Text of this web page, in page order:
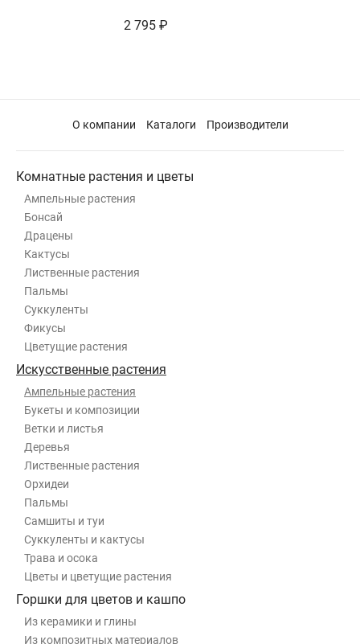
2 795 ₽
О компании Каталоги Производители
Комнатные растения и цветы
Ампельные растения
Бонсай
Драцены
Кактусы
Лиственные растения
Пальмы
Суккуленты
Фикусы
Цветущие растения
Искусственные растения
Ампельные растения
Букеты и композиции
Ветки и листья
Деревья
Лиственные растения
Орхидеи
Пальмы
Самшиты и туи
Суккуленты и кактусы
Трава и осока
Цветы и цветущие растения
Горшки для цветов и кашпо
Из керамики и глины
Из композитных материалов